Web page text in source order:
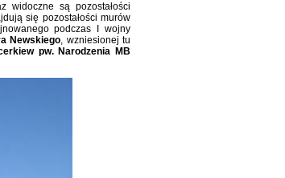
są pozostałości
się pozostałości murów
podczas I wojny
Newskiego, wzniesionej tu
pw. Narodzenia MB